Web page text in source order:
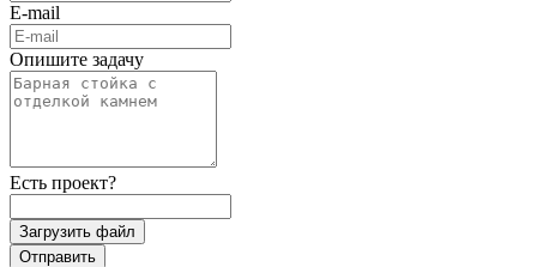
E-mail
Опишите задачу
Есть проект?
Загрузить файл
Отправить